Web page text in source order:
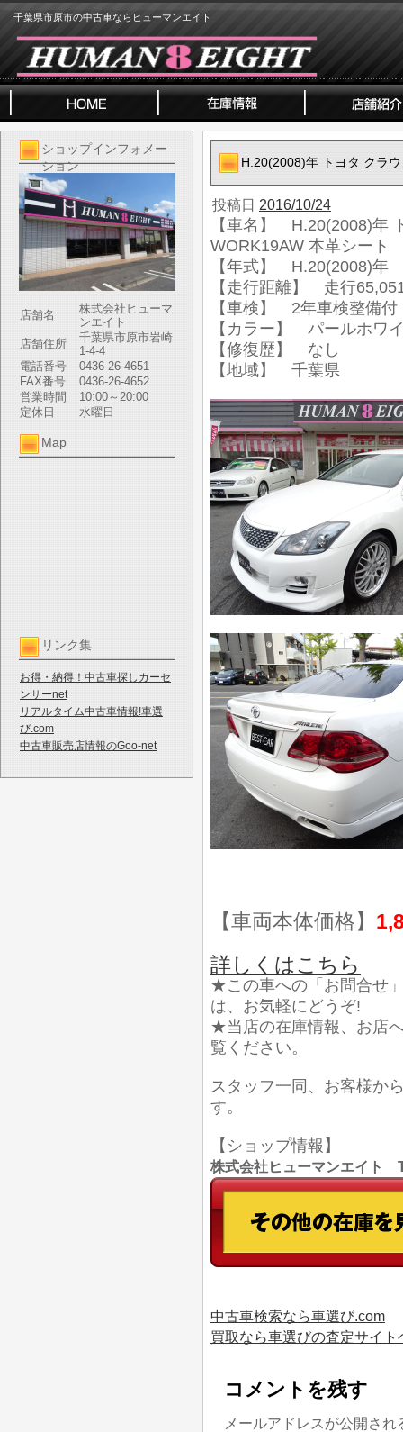
千葉県市原市の中古車ならヒューマンエイト
ショップインフォメー
ション
店舗名
株式会社ヒューマ
ンエイト
店舗住所
千葉県市原市岩崎
1-4-4
電話番号
0436-26-4651
FAX番号
0436-26-4652
営業時間
10:00～20:00
定休日
水曜日
Map
リンク集
お得・納得！中古車探しカーセ
ンサーnet
リアルタイム中古車情報!車選
び.com
中古車販売店情報のGoo-net
H.20(2008)年 トヨタ クラ
投稿日 2016/10/24
【車名】 H.20(2008)年
WORK19AW 本革シート
【年式】 H.20(2008)年
【走行距離】 走行
【車検】 2年車検整備付
【カラー】 パールホワ
【修復歴】 なし
【地域】 千葉県
【車両本体価格】
詳しくはこちら
★この車への「お問合せ
は、お気軽にどうぞ!
★当店の在庫情報、お店
覧ください。
スタッフ一同、お客様か
す。
【ショップ情報】
株式会社ヒューマンエイト
中古車検索なら車選び.com
買取なら車選びの査定サイト
コメントを残す
メールアドレスが公開さ